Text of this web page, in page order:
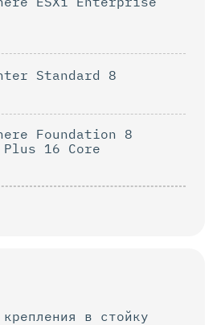
Standard 8
Foundation 8
16 Core
в стойку